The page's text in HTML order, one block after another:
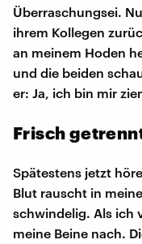
Überraschungsei.
ihrem Kollegen
an meinem Hoden
und die beiden
er: Ja, ich bin mir
Frisch
Spätestens jetzt
Blut rauscht in
schwindelig. Als ich
meine Beine nach.